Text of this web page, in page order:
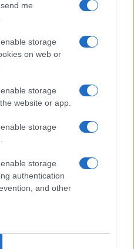
me
storage
on web or
storage
website or app.
storage
storage
authentication
and other